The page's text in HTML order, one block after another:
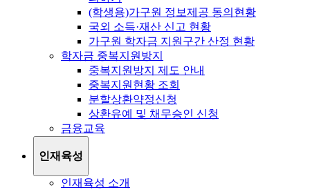
(학생용)가구원 정보제공 동의현황
국외 소득·재산 신고 현황
가구원 학자금 지원구간 산정 현황
학자금 중복지원방지
중복지원방지 제도 안내
중복지원현황 조회
분할상환약정신청
상환유예 및 채무승인 신청
금융교육
인재육성
인재육성 소개